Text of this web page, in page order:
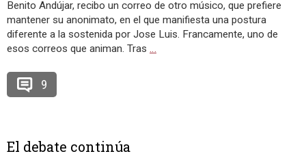
Benito Andújar, recibo un correo de otro músico, que prefiere
mantener su anonimato, en el que manifiesta una postura
diferente a la sostenida por Jose Luis. Francamente, uno de
esos correos que animan. Tras …
9
El debate continúa